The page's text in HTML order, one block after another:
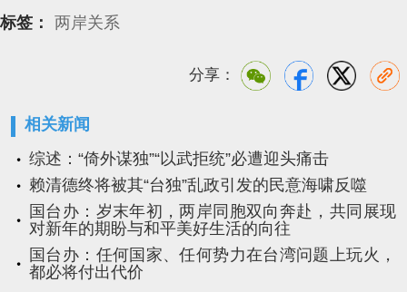
标签： 两岸关系
分享：
相关新闻
综述：“倚外谋独”“以武拒统”必遭迎头痛击
赖清德终将被其“台独”乱政引发的民意海啸反噬
国台办：岁末年初，两岸同胞双向奔赴，共同展现
对新年的期盼与和平美好生活的向往
国台办：任何国家、任何势力在台湾问题上玩火，
都必将付出代价